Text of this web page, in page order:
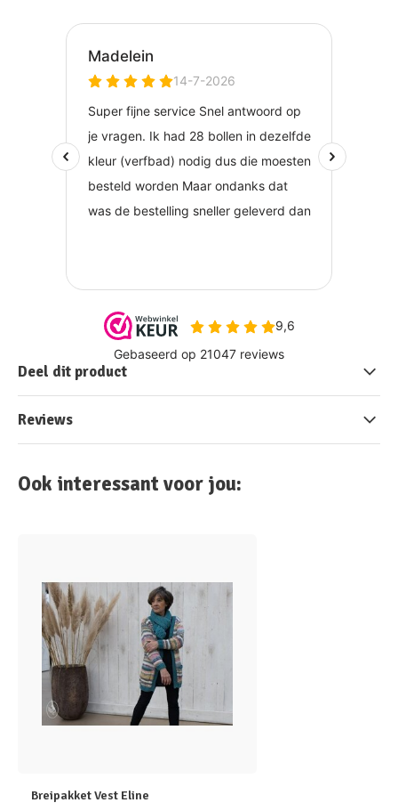
Deel dit product
Reviews
Ook interessant voor jou:
Breipakket Vest Eline